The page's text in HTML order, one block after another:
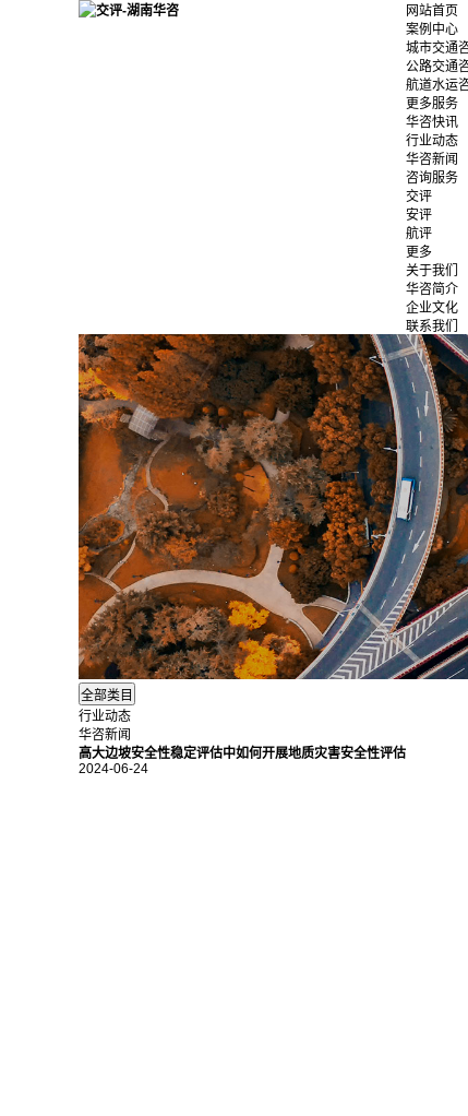
网站首页
案例中心
城市交通
公路交通
航道水运
更多服务
华咨快讯
行业动态
华咨新闻
咨询服务
交评
安评
航评
更多
关于我们
华咨简介
企业文化
联系我们
行业动态
华咨新闻
高大边坡安全性稳定评估中如何开展地质灾害安全性评估
2024-06-24